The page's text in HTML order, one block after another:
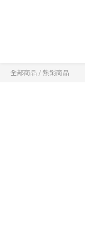
全部商品 /熱銷商品